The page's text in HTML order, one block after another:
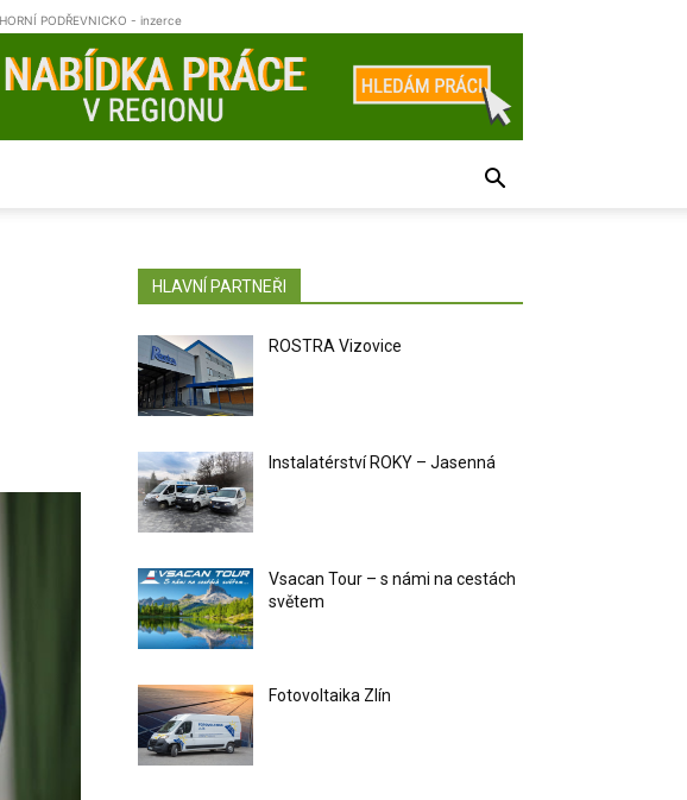
HORNÍ PODŘEVNICKO - inzerce
HLAVNÍ PARTNEŘI
ROSTRA Vizovice
Instalatérství ROKY – Jasenná
Vsacan Tour – s námi na cestách
světem
Fotovoltaika Zlín